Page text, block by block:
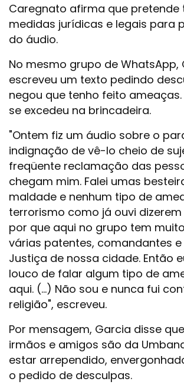
Caregnato afirma que pretende
medidas jurídicas e legais para
do áudio.
No mesmo grupo de WhatsApp,
escreveu um texto pedindo
negou que tenho feito ameaças.
se excedeu na brincadeira.
"Ontem fiz um áudio sobre o
indignação de vê-lo cheio de
freqüente reclamação das
chegam mim. Falei umas
maldade e nenhum tipo de
terrorismo como já ouvi dizerem
por que aqui no grupo tem
várias patentes, comandantes
Justiça de nossa cidade. Então
louco de falar algum tipo de
aqui. (...) Não sou e nunca fui
religião", escreveu.
Por mensagem, Garcia disse
irmãos e amigos são da
estar arrependido,
o pedido de desculpas.